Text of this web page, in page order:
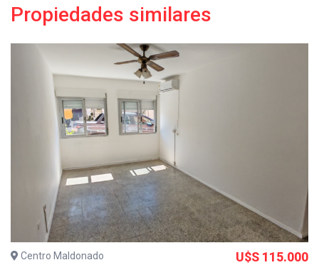
Propiedades similares
Centro Maldonado U$S 115.000